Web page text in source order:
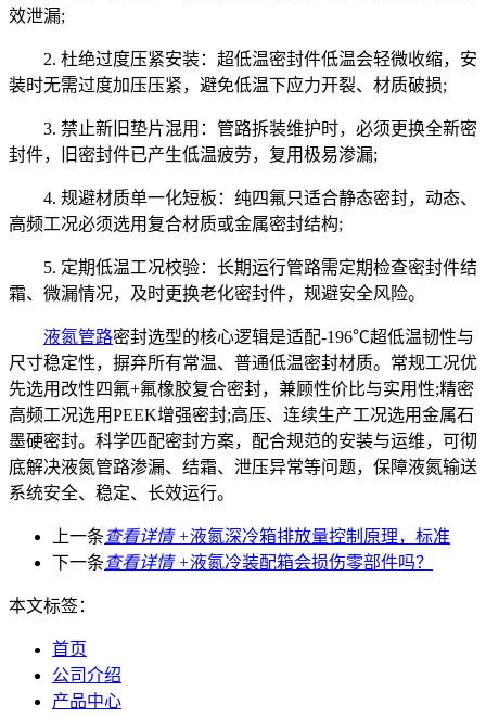
效泄漏;
2. 杜绝过度压紧安装：超低温密封件低温会轻微收缩，安
装时无需过度加压压紧，避免低温下应力开裂、材质破损;
3. 禁止新旧垫片混用：管路拆装维护时，必须更换全新密
封件，旧密封件已产生低温疲劳，复用极易渗漏;
4. 规避材质单一化短板：纯四氟只适合静态密封，动态、
高频工况必须选用复合材质或金属密封结构;
5. 定期低温工况校验：长期运行管路需定期检查密封件结
霜、微漏情况，及时更换老化密封件，规避安全风险。
液氮管路密封选型的核心逻辑是适配-196℃超低温韧性与
尺寸稳定性，摒弃所有常温、普通低温密封材质。常规工况优
先选用改性四氟+氟橡胶复合密封，兼顾性价比与实用性;精密
高频工况选用PEEK增强密封;高压、连续生产工况选用金属石
墨硬密封。科学匹配密封方案，配合规范的安装与运维，可彻
底解决液氮管路渗漏、结霜、泄压异常等问题，保障液氮输送
系统安全、稳定、长效运行。
上一条查看详情 +液氮深冷箱排放量控制原理，标准
下一条查看详情 +液氮冷装配箱会损伤零部件吗？
本文标签：
首页
公司介绍
产品中心